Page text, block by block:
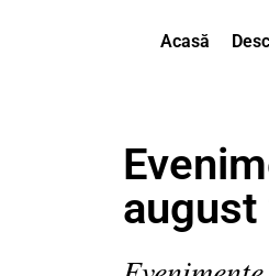
Acasă
august